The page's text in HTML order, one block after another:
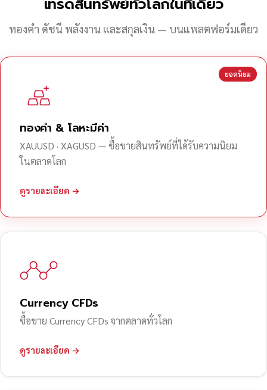
ทองคำ ดัชนี พลังงาน และสกุลเงิน — บนแพลตฟอร์มเดียว
ยอดนิยม
ทองคำ & โลหะมีค่า
XAUUSD · XAGUSD — ซื้อขายสินทรัพย์ที่ได้รับความนิยม
ในตลาดโลก
ดูรายละเอียด →
Currency CFDs
ซื้อขาย Currency CFDs จากตลาดทั่วโลก
ดูรายละเอียด →